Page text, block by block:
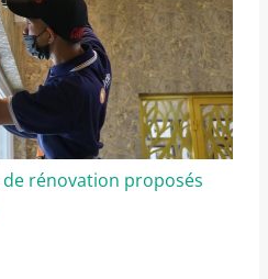
rénovation proposés